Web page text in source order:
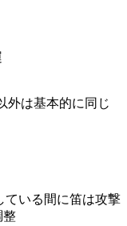
外は基本的に同じ
ている間に笛は攻撃
整